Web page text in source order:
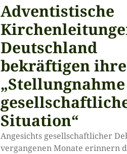
Adventistische
Deutschland
bekräftigen ihre
Situation“
Angesichts gesellschaftlicher
vergangenen Monate erinnern